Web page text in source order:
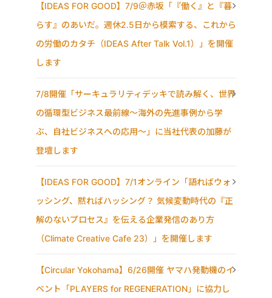
【IDEAS FOR GOOD】7/9＠赤坂「『働く』と『暮
らす』のあいだ。週休2.5日から模索する、これから
の労働のカタチ（IDEAS After Talk Vol.1）」を開催
します
7/8開催「サーキュラリティデッキで読み解く、世界
の循環型ビジネス最前線〜海外の先進事例から学
ぶ、自社ビジネスへの応用〜」に当社代表の加藤が
登壇します
【IDEAS FOR GOOD】7/1オンライン「語ればウォ
ッシング、黙ればハッシング？ 気候変動時代の『正
解のないプロセス』を伝える企業発信のあり方
（Climate Creative Cafe 23）」を開催します
【Circular Yokohama】6/26開催 ヤマハ発動機のイ
ベント「PLAYERS for REGENERATION」に協力し